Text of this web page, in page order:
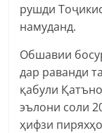
рушди
намуданд.
Обшавии
дар раванди
қабули
эълони соли
ҳифзи